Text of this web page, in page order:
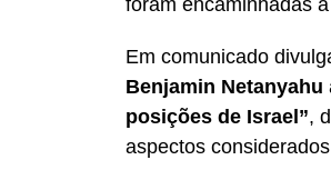
Em comunicado
Benjamin Netanyahu
posições de Israel”,
aspectos